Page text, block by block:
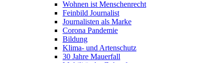
Wohnen ist Menschenrecht
Feinbild Journalist
Journalisten als Marke
Corona Pandemie
Bildung
Klima- und Artenschutz
30 Jahre Mauerfall